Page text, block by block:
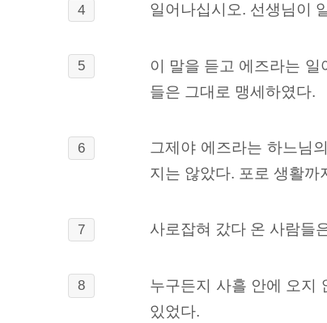
4 일어나십시오. 선생님이
5
이 말을 듣고 에즈라는
들은 그대로 맹세하였다.
6
그제야 에즈라는 하느님
지는 않았다. 포로 생활까
7 사로잡혀 갔다 온 사람들
8
누구든지 사흘 안에 오지
있었다.